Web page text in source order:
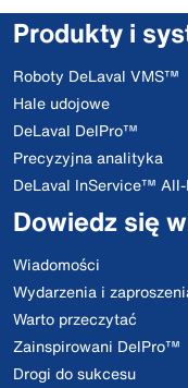
Produkty i
Roboty DeLaval VMS™
Hale udojowe
DeLaval DelPro™
Precyzyjna analityka
DeLaval InService™
Dowiedz się
Wiadomości
Wydarzenia i
Warto przeczytać
Zainspirowani DelPro™
Drogi do sukcesu